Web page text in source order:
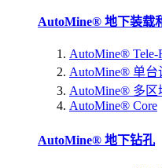
AutoMine® 地下装载
AutoMine® Tele-
AutoMine® 单台
AutoMine® 多
AutoMine® Core
AutoMine® 地下钻孔